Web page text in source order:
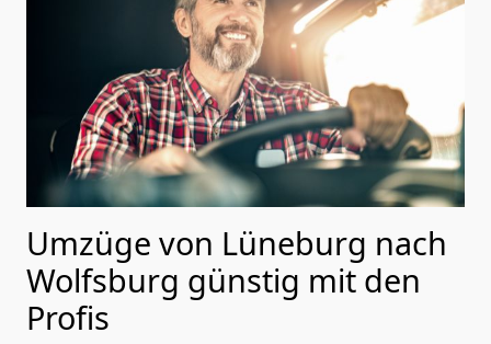
Umzüge von Lüneburg nach
Wolfsburg günstig mit den
Profis